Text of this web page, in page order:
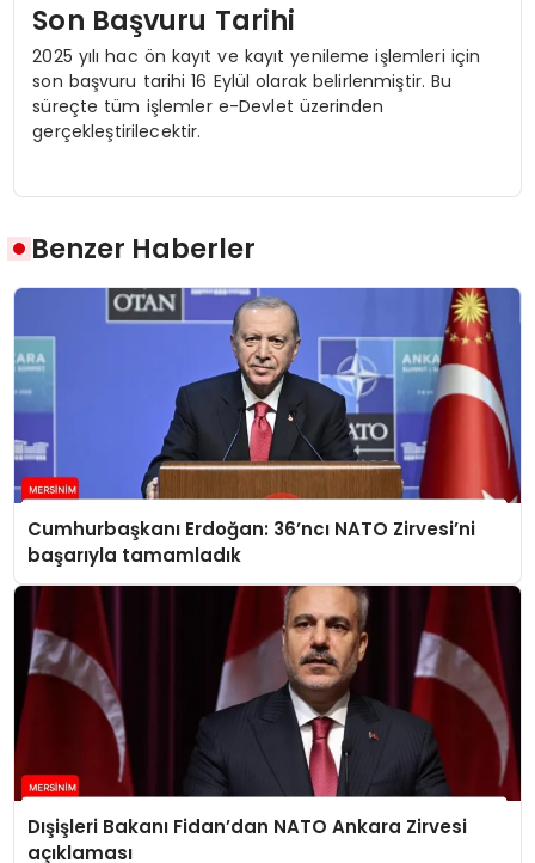
Son Başvuru Tarihi
2025 yılı hac ön kayıt ve kayıt yenileme işlemleri için
son başvuru tarihi 16 Eylül olarak belirlenmiştir. Bu
süreçte tüm işlemler e-Devlet üzerinden
gerçekleştirilecektir.
Benzer Haberler
Cumhurbaşkanı Erdoğan: 36’ncı NATO Zirvesi’ni
başarıyla tamamladık
Dışişleri Bakanı Fidan’dan NATO Ankara Zirvesi
açıklaması